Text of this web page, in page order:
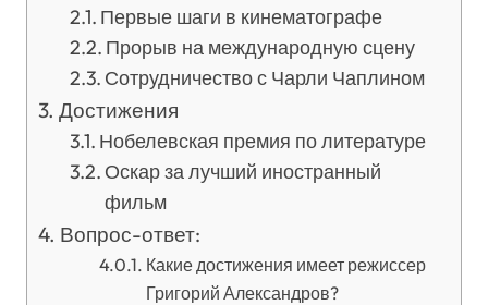
Первые шаги в кинематографе
Прорыв на международную сцену
Сотрудничество с Чарли Чаплином
Достижения
Нобелевская премия по литературе
Оскар за лучший иностранный
фильм
Вопрос-ответ:
Какие достижения имеет режиссер
Григорий Александров?